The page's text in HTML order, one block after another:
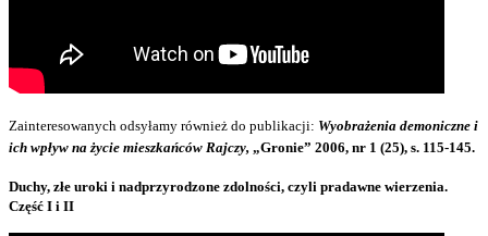
Zainteresowanych odsyłamy również do publikacji: Wyobrażenia demoniczne i
ich wpływ na życie mieszkańców Rajczy, „Gronie” 2006, nr 1 (25), s. 115-145.
Duchy, złe uroki i nadprzyrodzone zdolności, czyli pradawne wierzenia.
Część I i II